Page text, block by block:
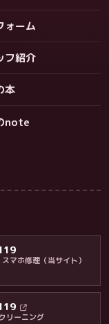
ォーム
フ紹介
本
note
マホ修理（当サイト）
リーニング